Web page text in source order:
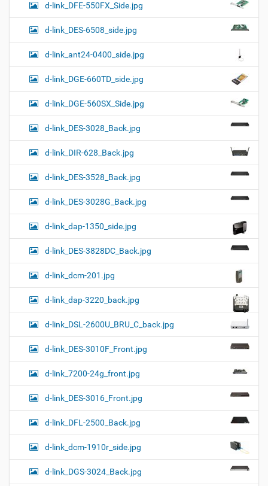
d-link_DFE-550FX_Side.jpg
d-link_DES-6508_side.jpg
d-link_ant24-0400_side.jpg
d-link_DGE-660TD_side.jpg
d-link_DGE-560SX_Side.jpg
d-link_DES-3028_Back.jpg
d-link_DIR-628_Back.jpg
d-link_DES-3528_Back.jpg
d-link_DES-3028G_Back.jpg
d-link_dap-1350_side.jpg
d-link_DES-3828DC_Back.jpg
d-link_dcm-201.jpg
d-link_dap-3220_back.jpg
d-link_DSL-2600U_BRU_C_back.jpg
d-link_DES-3010F_Front.jpg
d-link_7200-24g_front.jpg
d-link_DES-3016_Front.jpg
d-link_DFL-2500_Back.jpg
d-link_dcm-1910r_side.jpg
d-link_DGS-3024_Back.jpg